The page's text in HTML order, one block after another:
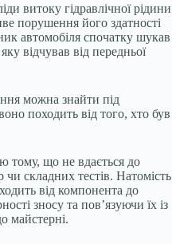
витоку гідравлічної рідини
порушення його здатності
автомобіля спочатку шукав
відчував від передньої
можна знайти під
походить від того, хто був
тому, що не вдається до
складних тестів. Натомість
від компонента до
зносу та пов’язуючи їх із
майстерні.